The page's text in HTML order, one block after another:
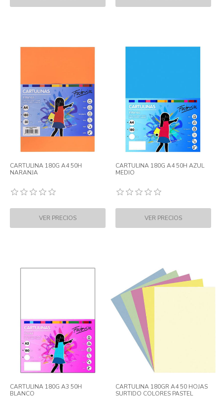
CARTULINA 180G A4 50H
NARANJA
CARTULINA 180G A4 50H AZUL
MEDIO
CARTULINA 180G A3 50H
BLANCO
CARTULINA 180GR A4 50 HOJAS
SURTIDO COLORES PASTEL